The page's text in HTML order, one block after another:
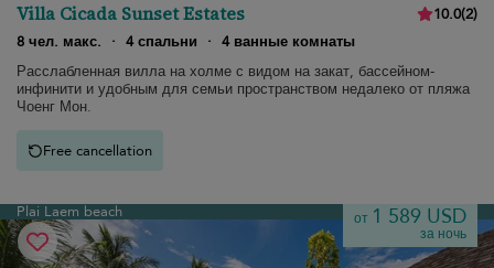
Villa Cicada Sunset Estates 10.0(2)
8 чел. макс.
· 4 спальни · 4 ванные комнаты
Расслабленная вилла на холме с видом на закат, бассейном-
инфинити и удобным для семьи пространством недалеко от пляжа
Чоенг Мон.
Free cancellation
Plai Laem beach от 1 589 USD
за ночь